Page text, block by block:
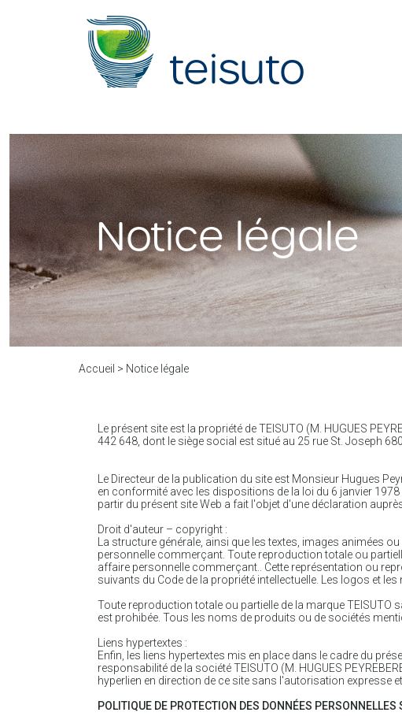
teisuto
Notice légale
Accueil > Notice légale
Le présent site est la propriété de TEISUTO (M. HUGUES
442 648, dont le siège social est situé au 25 rue St. Joseph
Le Directeur de la publication du site est Monsieur Hugues
en conformité avec les dispositions de la loi du 6 janvier
partir du présent site Web a fait l'objet d'une déclaration
Droit d'auteur – copyright :
La structure générale, ainsi que les textes, images animées
personnelle commerçant. Toute reproduction totale ou
affaire personnelle commerçant.. Cette représentation ou
suivants du Code de la propriété intellectuelle. Les logos et
Toute reproduction totale ou partielle de la marque TEISUTO
est prohibée. Tous les noms de produits ou de sociétés
Liens hypertextes :
Enfin, les liens hypertextes mis en place dans le cadre du
responsabilité de la société TEISUTO (M. HUGUES
hyperlien en direction de ce site sans l'autorisation expresse
POLITIQUE DE PROTECTION DES DONNÉES